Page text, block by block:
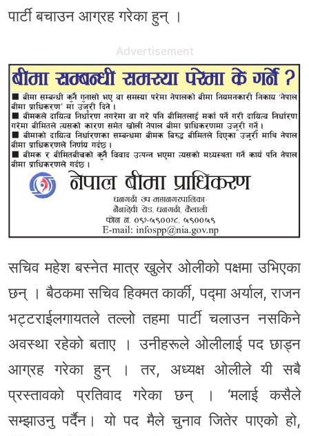
पार्टी बचाउन आग्रह गरेका हुन् ।
Advertisement
सचिव महेश बस्नेत मात्र खुलेर ओलीको पक्षमा उभिएका
छन् । बैठकमा सचिव हिक्मत कार्की, पद्मा अर्याल, राजन
भट्टराईलगायतले तल्लो तहमा पार्टी चलाउन नसकिने
अवस्था रहेको बताए । उनीहरूले ओलीलाई पद छाड्न
आग्रह गरेका हुन् । तर, अध्यक्ष ओलीले यी सबै
प्रस्तावको प्रतिवाद गरेका छन् । ‘मलाई कसैले
सम्झाउनु पर्दैन। यो पद मैले चुनाव जितेर पाएको हो,